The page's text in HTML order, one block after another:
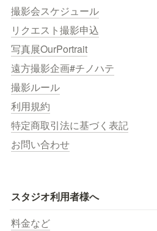
撮影会スケジュール
リクエスト撮影申込
写真展OurPortrait
遠方撮影企画#チノハテ
撮影ルール
利用規約
特定商取引法に基づく表記
お問い合わせ
スタジオ利用者様へ
料金など